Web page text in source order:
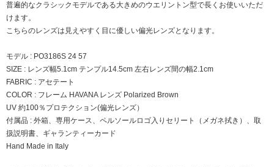
普遍的なクラシックモデルである大きめのウエリントン型で長くお使いいただ
けます。
こちらのレンズは見えやすく目に優しい偏光レンズとなります。
モデル : PO3186S 24 57
SIZE : レンズ幅5.1cm テンプル14.5cm 左右レンズ間の幅2.1cm
FABRIC : アセテート
COLOR : フレーム HAVANA レンズ Polarized Brown
UV 約100％プロテクション(偏光レンズ）
付属品 : 外箱、専用ケース、ペルソールロゴ入りセリート（メガネ拭き）、取
扱説明書、ギャランティーカード
Hand Made in Italy